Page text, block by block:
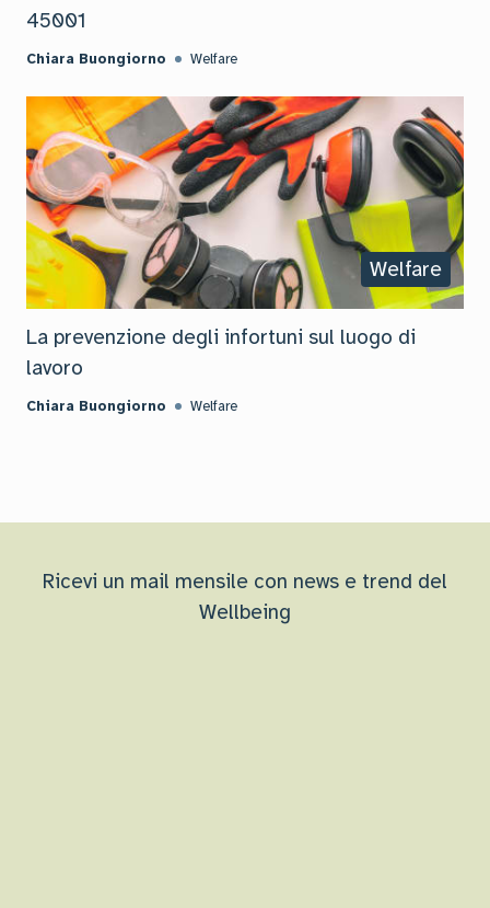
45001
Chiara Buongiorno Welfare
Welfare
La prevenzione degli infortuni sul luogo di
lavoro
Chiara Buongiorno Welfare
Ricevi un mail mensile con news e trend del
Wellbeing